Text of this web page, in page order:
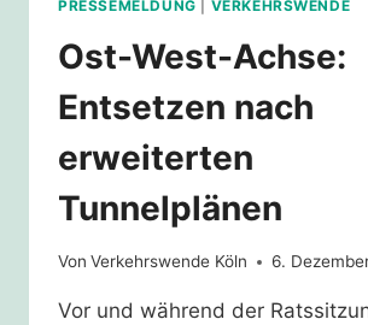
PRESSEMELDUNG VERKEHRSWENDE
Ost-West-Achse:
Entsetzen nach
erweiterten
Tunnelplänen
Von Verkehrswende Köln 6.
Vor und während der